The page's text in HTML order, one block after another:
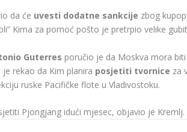
da će uvesti dodatne sankcije zbog
Kima za pomoć pošto je pretrpio velike
Guterres poručio je da Moskva mora
rekao da Kim planira posjetiti tvornice za
ruske Pacifičke flote u Vladivostoku.
Pjongjang idući mjesec, objavio je Kremlj.